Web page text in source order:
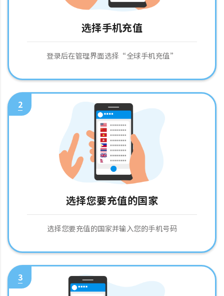
选择手机充值
登录后在管理界面选择“全球手机充值”
2
选择您要充值的国家
选择您要充值的国家并输入您的手机号码
3